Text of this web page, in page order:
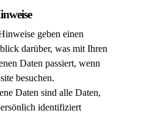
geben einen
darüber, was mit Ihren
Daten passiert, wenn
besuchen.
Daten sind alle Daten,
identifiziert